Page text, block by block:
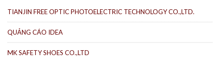
TIANJIN FREE OPTIC PHOTOELECTRIC TECHNOLOGY CO.,LTD.
QUẢNG CÁO IDEA
MK SAFETY SHOES CO.,LTD